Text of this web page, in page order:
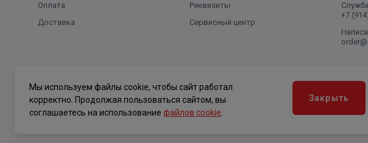
Оплата
Доставка
Реквизиты
Сервисный центр
+7
Мы используем файлы cookie, чтобы сайт работал
корректно. Продолжая пользоваться сайтом, вы
соглашаетесь на использование файлов cookie
Закрыть